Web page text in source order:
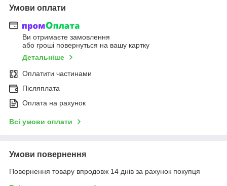
Умови оплати
Ви отримаєте замовлення
або гроші повернуться на вашу картку
Детальніше
Оплатити частинами
Післяплата
Оплата на рахунок
Всі умови оплати
Умови повернення
Повернення товару впродовж 14 днів за рахунок покупця